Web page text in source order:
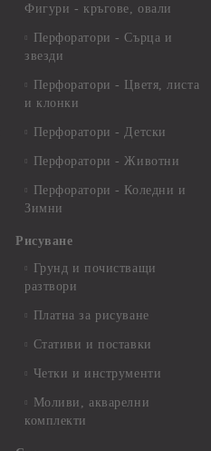
Фигури - кръгове, овали
Перфоратори - Сърца и
звезди
Перфоратори - Цветя, листа
и клонки
Перфоратори - Детски
Перфоратори - Животни
Перфоратори - Коледни и
Зимни
Рисуване
Грунд и почистващи
разтвори
Платна за рисуване
Стативи и поставки
Четки и инструменти
Моливи, акварелни
комплекти